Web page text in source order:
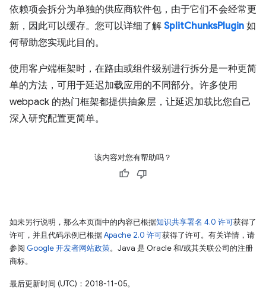
依赖项会拆分为单独的供应商软件包，由于它们不会经常更
新，因此可以缓存。您可以详细了解 SplitChunksPlugin 如
何帮助您实现此目的。
使用客户端框架时，在路由或组件级别进行拆分是一种更简
单的方法，可用于延迟加载应用的不同部分。许多使用
webpack 的热门框架都提供抽象层，让延迟加载比您自己
深入研究配置更简单。
该内容对您有帮助吗？
如未另行说明，那么本页面中的内容已根据知识共享署名 4.0 许可获得了
许可，并且代码示例已根据Apache 2.0 许可获得了许可。有关详情，请
参阅 Google 开发者网站政策。Java 是 Oracle 和/或其关联公司的注册
商标。
最后更新时间 (UTC)：2018-11-05。